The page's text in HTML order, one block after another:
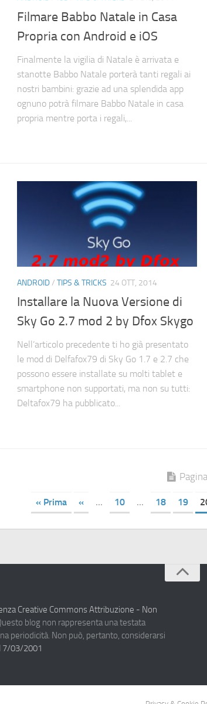
Filmare Babbo Natale in Casa
Propria con Android e iOS
Finalmente la vigilia di Natale è arrivata e
stanotte Babbo Natale porterà tanti regali ai
nostri bambini: grazie ad una splendida app
ognuno potrà filmare Babbo Natale in casa
propria mentre porta i regali,...
ANDROID/ TIPS & TRICKS 24 OTT, 2014
Installare la Nuova Versione di
Sky Go 2.7 mod 2 by Dfox Skygo
Nell’articolo precedente ti ho già presentato
le mod di Delfafox79 di Sky Go 1.7 e 2.7 che
possono essere installate su molti tablet e
smartphone non supportati, ma non su tutti:
Deltafox79 ha pubblicato...
« Prima « ... 10 ... 18 19
Creative Commons Attribuzione - Non
blog non rappresenta una testata
periodicità. Non può, pertanto, considerarsi
7/03/2001